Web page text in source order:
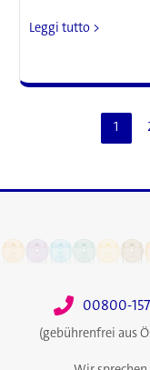
Schlafstörungen
Vormarsch:
Nachtruhe
Leggi tutto >
1
00800-
(gebührenfrei aus